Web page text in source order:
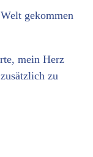
gekommen
mein Herz
zu